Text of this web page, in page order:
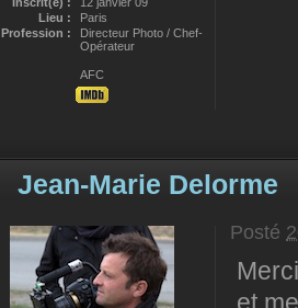
Lieu :
Paris
Profession :
Directeur Photo / Chef-
Opérateur
AFC
Jean-Marie Delorme
Posté